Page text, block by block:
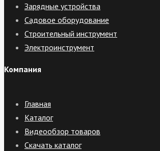
Зарядные устройства
Садовое оборудование
Строительный инструмент
Электроинструмент
Компания
Главная
Каталог
Видеообзор товаров
Скачать каталог